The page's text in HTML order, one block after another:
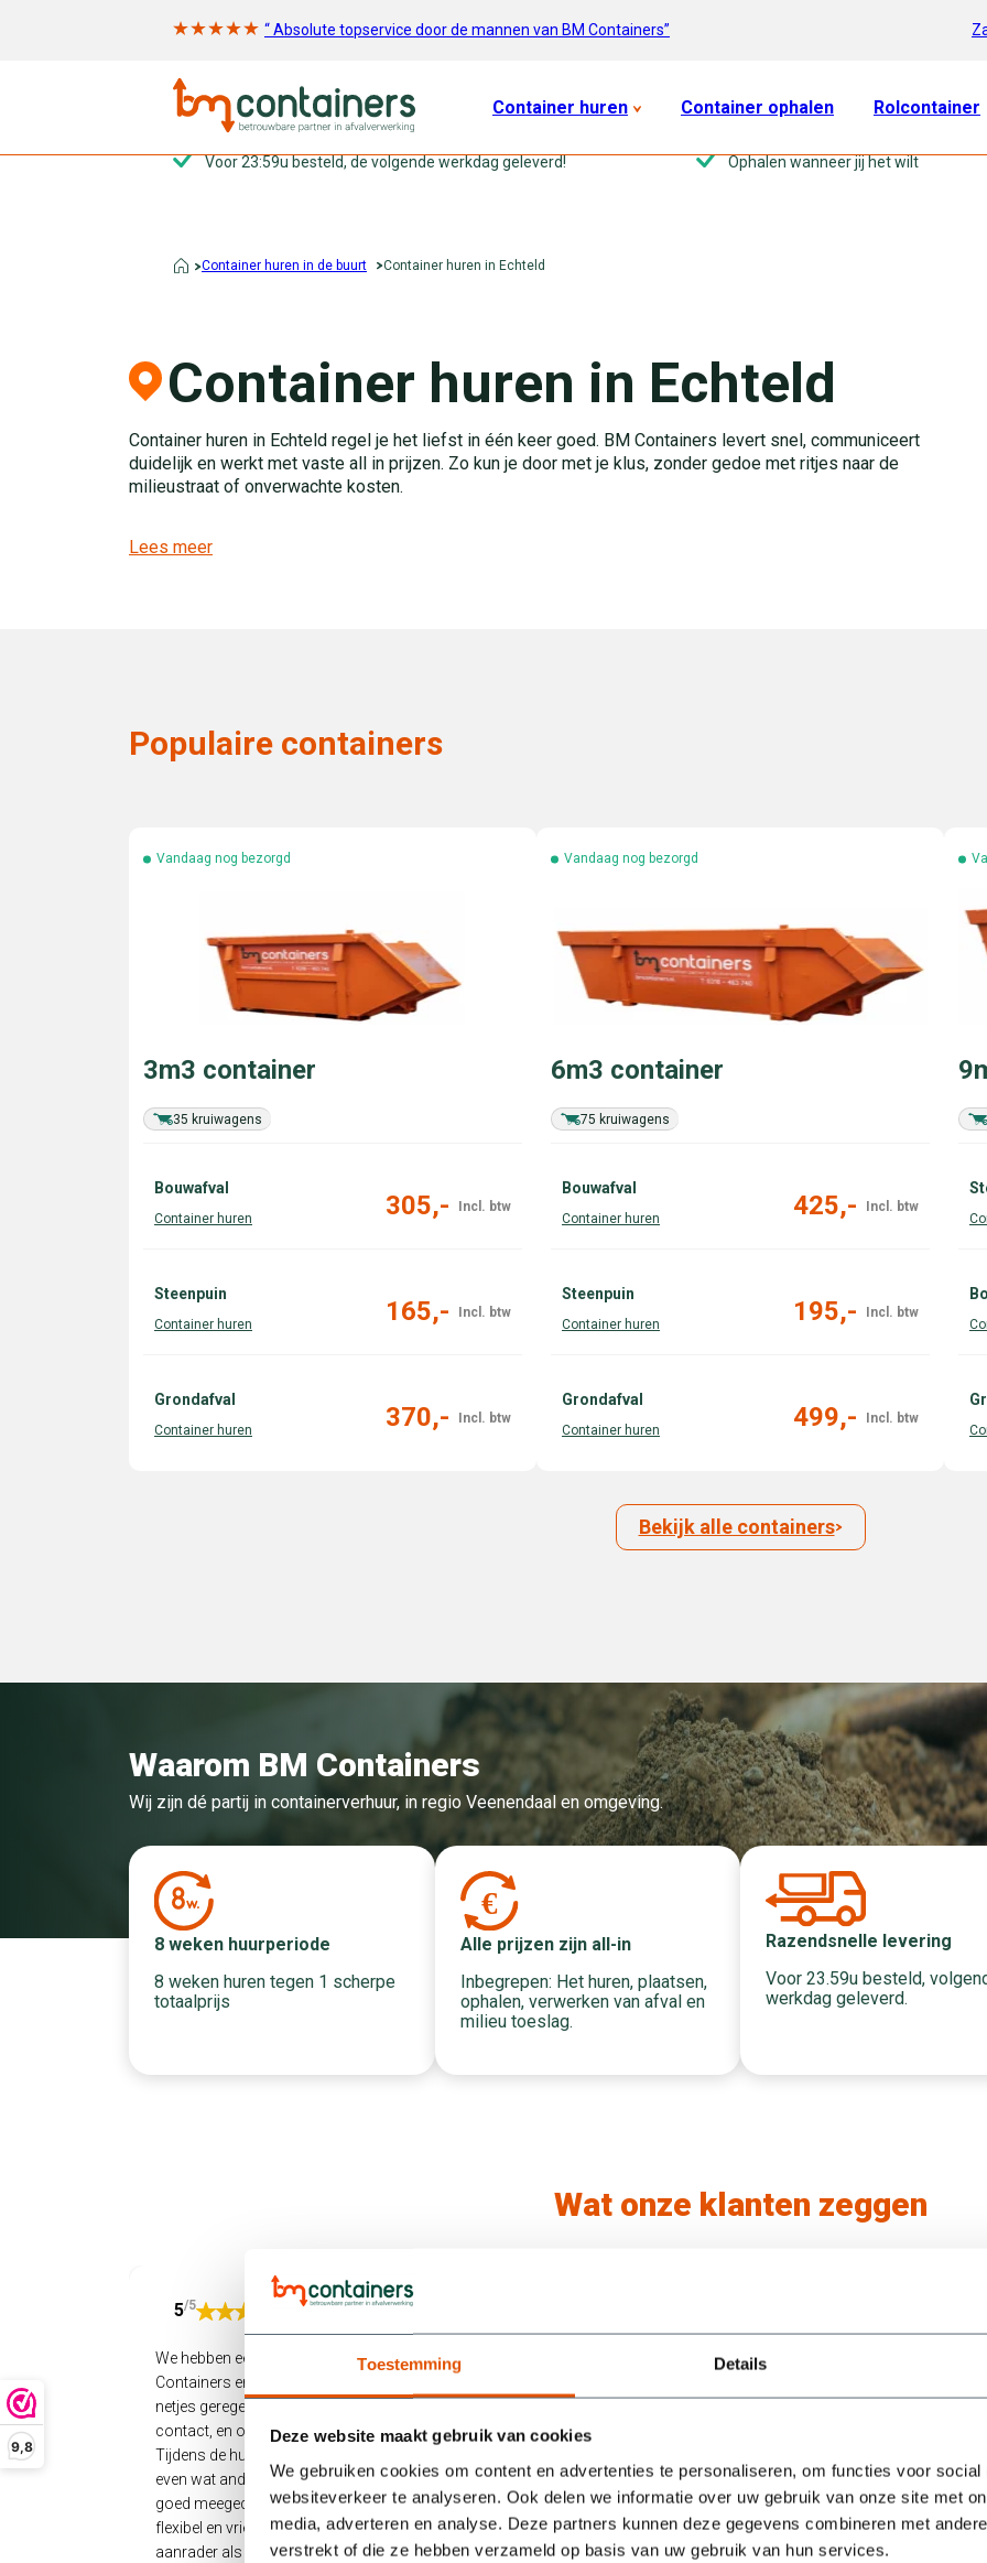
Toestemming Details
Deze website maakt gebruik van cookies
We gebruiken cookies om content en advertenties te personaliseren, om functies voor social
websiteverkeer te analyseren. Ook delen we informatie over uw gebruik van onze site met
media, adverteren en analyse. Deze partners kunnen deze gegevens combineren met
verstrekt of die ze hebben verzameld op basis van uw gebruik van hun services.
9,8
“ Absolute topservice door de mannen van BM Containers”
Container huren Container ophalen Rolcontainer
Voor 23:59u besteld, de volgende werkdag geleverd! Ophalen wanneer jij het wilt
Container huren in de buurt Container huren in Echteld
Container huren in Echteld
Container huren in Echteld regel je het liefst in één keer goed. BM Containers levert snel, communiceert
duidelijk en werkt met vaste all in prijzen. Zo kun je door met je klus, zonder gedoe met ritjes naar de
milieustraat of onverwachte kosten.
Lees meer
Populaire containers
Vandaag nog bezorgd
35 kruiwagens
3m3 container
Bouwafval
305,-
Steenpuin
165,-
Grondafval
370,-
Vandaag nog bezorgd
75 kruiwagens
6m3 container
Bouwafval
425,-
Steenpuin
195,-
Grondafval
499,-
Bekijk alle containers
Waarom BM Containers
Wij zijn dé partij in containerverhuur, in regio Veenendaal en omgeving.
8 weken huurperiode
8 weken huren tegen 1 scherpe
totaalprijs
Alle prijzen zijn all-in
Inbegrepen: Het huren, plaatsen,
ophalen, verwerken van afval en
milieu toeslag.
Razendsnelle levering
Voor 23.59u besteld,
werkdag geleverd.
Wat onze klanten zeggen
5/5
We hebben een container gehuurd bij BM
Containers en zijn supertevreden. Alles werd
netjes geregeld: snel geleverd, makkelijk
contact, en ook het ophalen verliep soepel.
Tijdens de huurperiode liep het bij ons allemaal
even wat anders dan gepland, maar er werd
goed meegedacht. Heel prettig als een bedrijf zo
flexibel en vriendelijk met je omgaat! Echt een
aanrader als je op zoek bent naar een
Containers werden super snel geleverd en na
je dus een afval container zoekt moet je bij deze